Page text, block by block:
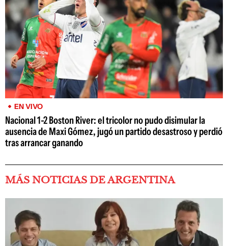
EN VIVO
Nacional 1-2 Boston River: el tricolor no pudo disimular la
ausencia de Maxi Gómez, jugó un partido desastroso y perdió
tras arrancar ganando
MÁS NOTICIAS DE ARGENTINA